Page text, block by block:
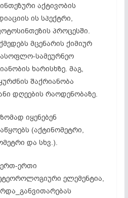
აქტივობის
ის სპექტრი,
პროცესში.
მცენარის ქიმიურ
სამეურნეო
ხარისხზე. მაგ,
შაქრიანობა
დღეების რაოდენობაზე.
იყენებენ
(აქტინომეტრი,
და სხვ.).
ერთი
ელემენტია,